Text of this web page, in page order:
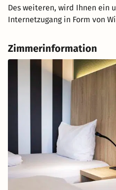
Des weiteren, wird Ihnen ein
Internetzugang in Form von
Zimmerinformation